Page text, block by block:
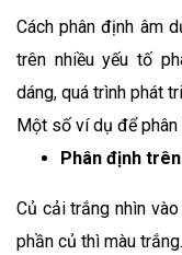
Cách phân định âm
trên nhiều yếu tố
dáng, quá trình phát
Một số ví dụ để
Phân định
Củ cải trắng nhìn
phần củ thì màu